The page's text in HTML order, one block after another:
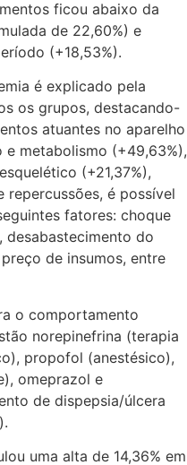
ficou abaixo da
de 22,60%) e
(+18,53%).
é explicado pela
os grupos, destacando-
atuantes no aparelho
metabolismo (+49,63%),
(+21,37%),
é possível
fatores: choque
desabastecimento do
de insumos, entre
o comportamento
norepinefrina (terapia
propofol (anestésico),
omeprazol e
de dispepsia/úlcera
uma alta de 14,36% em